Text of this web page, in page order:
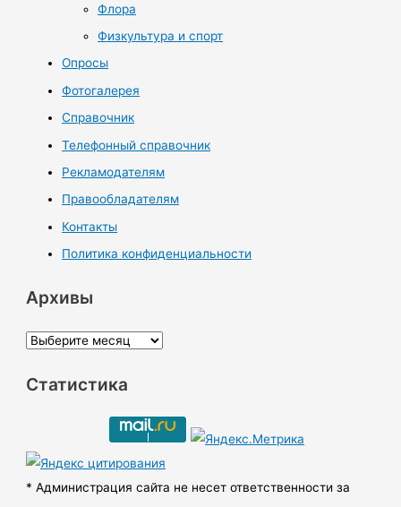
Флора
Физкультура и спорт
Опросы
Фотогалерея
Справочник
Телефонный справочник
Рекламодателям
Правообладателям
Контакты
Политика конфиденциальности
Архивы
А
х
ы
Статистика
* Администрация сайта не несет ответственности за